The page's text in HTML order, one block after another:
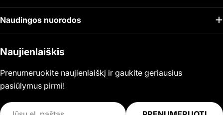
Naujienlaiškis
Prenumeruokite naujienlaiškį ir gaukite geriausius
pasiūlymus pirmi!
El.
Naudingos nuorodos